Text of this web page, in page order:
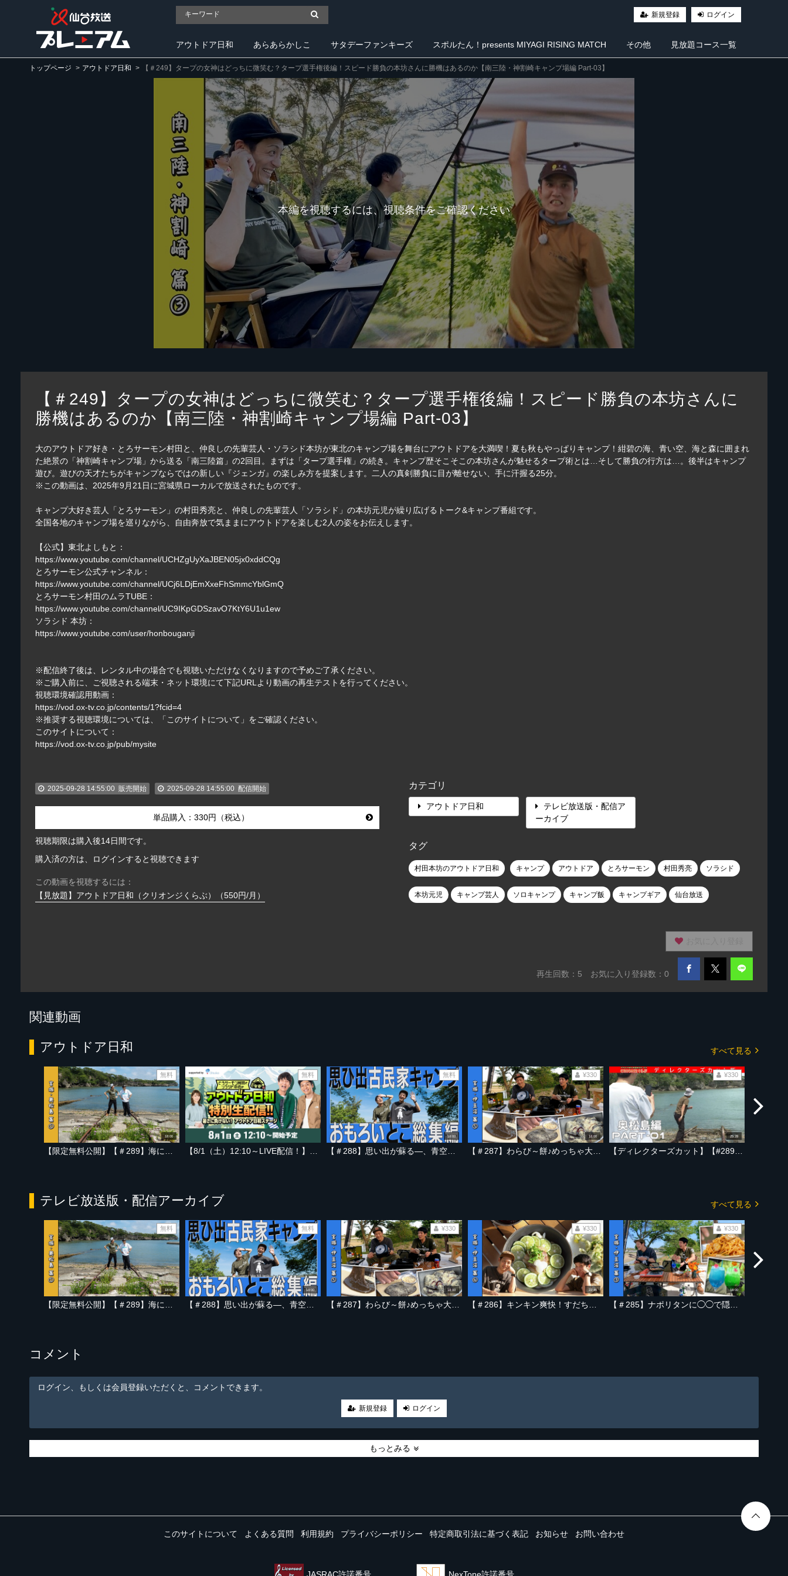
新規登録 ログイン
アウトドア日和 あらあらかしこ サタデーファンキーズ スポルたん！presents MIYAGI RISING MATCH その他 見放題コース一覧
トップページ アウトドア日和 【＃249】タープの女神はどっちに微笑む？タープ選手権後編！スピード勝負の本坊さんに勝機はあるのか【南三陸・神割崎キャンプ場編 Part-03】
本編を視聴するには、視聴条件をご確認ください
【＃249】タープの女神はどっちに微笑む？タープ選手権後編！スピード勝負の本坊さんに
勝機はあるのか【南三陸・神割崎キャンプ場編 Part-03】
大のアウトドア好き・とろサーモン村田と、仲良しの先輩芸人・ソラシド本坊が東北のキャンプ場を舞台にアウトドアを大満喫！夏も秋もやっぱりキャンプ！紺碧の海、青い空、海と森に囲まれ
た絶景の「神割崎キャンプ場」から送る「南三陸篇」の2回目。まずは「タープ選手権」の続き。キャンプ歴そこそこの本坊さんが魅せるタープ術とは…そして勝負の行方は…。後半はキャンプ
遊び。遊びの天才たちがキャンプならではの新しい『ジェンガ』の楽しみ方を提案します。二人の真剣勝負に目が離せない、手に汗握る25分。
※この動画は、2025年9月21日に宮城県ローカルで放送されたものです。
キャンプ大好き芸人「とろサーモン」の村田秀亮と、仲良しの先輩芸人「ソラシド」の本坊元児が繰り広げるトーク&キャンプ番組です。
全国各地のキャンプ場を巡りながら、自由奔放で気ままにアウトドアを楽しむ2人の姿をお伝えします。
【公式】東北よしもと：
https://www.youtube.com/channel/UCHZgUyXaJBEN05jx0xddCQg
とろサーモン公式チャンネル：
https://www.youtube.com/channel/UCj6LDjEmXxeFhSmmcYblGmQ
とろサーモン村田のムラTUBE：
https://www.youtube.com/channel/UC9IKpGDSzavO7KtY6U1u1ew
ソラシド 本坊：
https://www.youtube.com/user/honbouganji
※配信終了後は、レンタル中の場合でも視聴いただけなくなりますので予めご了承ください。
※ご購入前に、ご視聴される端末・ネット環境にて下記URLより動画の再生テストを行ってください。
視聴環境確認用動画：
https://vod.ox-tv.co.jp/contents/1?fcid=4
※推奨する視聴環境については、「このサイトについて」をご確認ください。
このサイトについて：
https://vod.ox-tv.co.jp/pub/mysite
2025-09-28 14:55:00 販売開始 2025-09-28 14:55:00 配信開始
単品購入：330円（税込）
視聴期限は購入後14日間です。
購入済の方は、ログインすると視聴できます
この動画を視聴するには：
【見放題】アウトドア日和（クリオンジくらぶ）（550円/月）
カテゴリ
アウトドア日和
テレビ放送版・配信ア
ーカイブ
タグ
村田本坊のアウトドア日和 キャンプ アウトドア とろサーモン 村田秀亮 ソラシド
本坊元児 キャンプ芸人 ソロキャンプ キャンプ飯 キャンプギア 仙台放送
再生回数： 5 お気に入り登録数：0
関連動画
アウトドア日和 すべて見る
18:00
無料 無料
18:00
無料
18:00
¥330
25:28
¥330
テレビ放送版・配信アーカイブ すべて見る
18:00
無料
18:00
無料
18:00
¥330
22:46
¥330
18:00
¥330
コメント
ログイン、もしくは会員登録いただくと、コメントできます。
新規登録 ログイン
もっとみる
このサイトについて よくある質問 利用規約 プライバシーポリシー 特定商取引法に基づく表記 お知らせ お問い合わせ
JASRAC許諾番号 NexTone許諾番号